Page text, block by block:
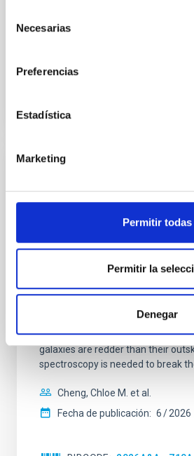
Necesarias
Preferencias
Estadística
Marketing
Permitir todas
Permitir la
Denegar
Fecha de publicación:
BIBCODE
NÚMERO DE CITAS
Clues to inside-out
galaxies at 1.2 ≲ z ≲ 2.2:
SUSPENSE
Spatially resolved stellar
quiescent galaxies at cosmic
mass assembly mechanisms.
studies have revealed that the
galaxies are redder than their
spectroscopy is needed to break
Cheng, Chloe M. et al.
Fecha de publicación: 6 2026